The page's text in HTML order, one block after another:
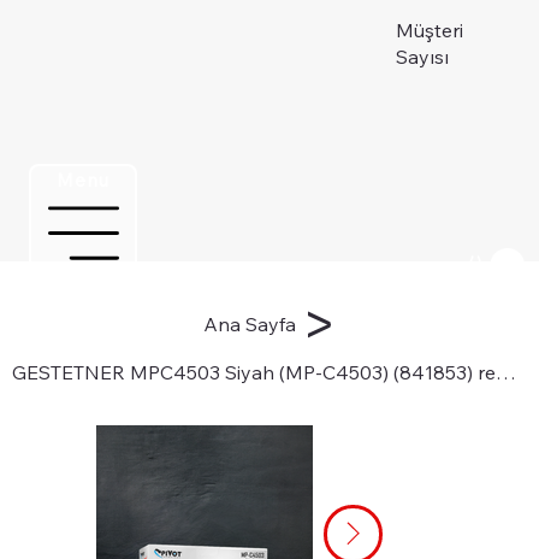
Müşteri
Sayısı
Ana Sayfa >
GESTETNER MPC4503 Siyah (MP-C4503) (841853) renkli fotokopi toneri için